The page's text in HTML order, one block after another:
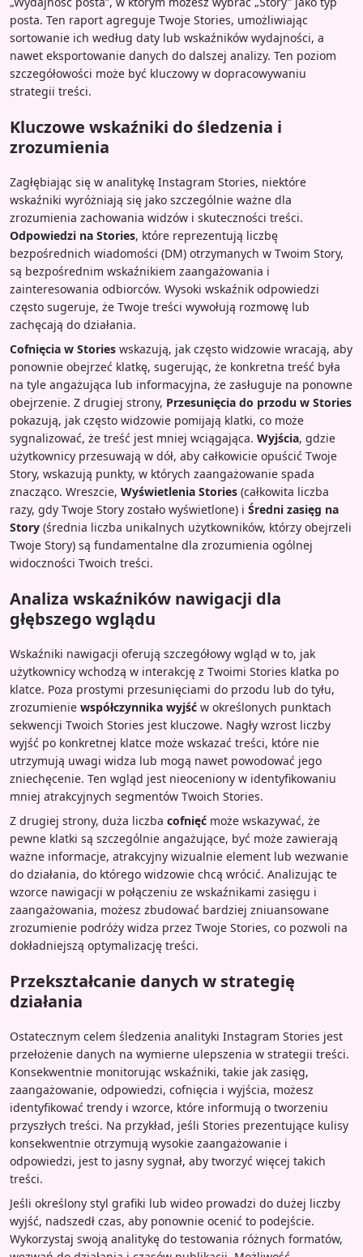
posta. Ten raport agreguje Twoje Stories, umożliwiając
sortowanie ich według daty lub wskaźników wydajności, a
nawet eksportowanie danych do dalszej analizy. Ten poziom
szczegółowości może być kluczowy w dopracowywaniu
strategii treści.
Kluczowe wskaźniki do śledzenia i
zrozumienia
Zagłębiając się w analitykę Instagram Stories, niektóre
wskaźniki wyróżniają się jako szczególnie ważne dla
zrozumienia zachowania widzów i skuteczności treści.
Odpowiedzi na Stories, które reprezentują liczbę
bezpośrednich wiadomości (DM) otrzymanych w Twoim Story,
są bezpośrednim wskaźnikiem zaangażowania i
zainteresowania odbiorców. Wysoki wskaźnik odpowiedzi
często sugeruje, że Twoje treści wywołują rozmowę lub
zachęcają do działania.
Cofnięcia w Stories wskazują, jak często widzowie wracają, aby
ponownie obejrzeć klatkę, sugerując, że konkretna treść była
na tyle angażująca lub informacyjna, że zasługuje na ponowne
obejrzenie. Z drugiej strony, Przesunięcia do przodu w Stories
pokazują, jak często widzowie pomijają klatki, co może
sygnalizować, że treść jest mniej wciągająca. Wyjścia, gdzie
użytkownicy przesuwają w dół, aby całkowicie opuścić Twoje
Story, wskazują punkty, w których zaangażowanie spada
znacząco. Wreszcie, Wyświetlenia Stories (całkowita liczba
razy, gdy Twoje Story zostało wyświetlone) i Średni zasięg na
Story (średnia liczba unikalnych użytkowników, którzy obejrzeli
Twoje Story) są fundamentalne dla zrozumienia ogólnej
widoczności Twoich treści.
Analiza wskaźników nawigacji dla
głębszego wglądu
Wskaźniki nawigacji oferują szczegółowy wgląd w to, jak
użytkownicy wchodzą w interakcję z Twoimi Stories klatka po
klatce. Poza prostymi przesunięciami do przodu lub do tyłu,
zrozumienie współczynnika wyjść w określonych punktach
sekwencji Twoich Stories jest kluczowe. Nagły wzrost liczby
wyjść po konkretnej klatce może wskazać treści, które nie
utrzymują uwagi widza lub mogą nawet powodować jego
zniechęcenie. Ten wgląd jest nieoceniony w identyfikowaniu
mniej atrakcyjnych segmentów Twoich Stories.
Z drugiej strony, duża liczba cofnięć może wskazywać, że
pewne klatki są szczególnie angażujące, być może zawierają
ważne informacje, atrakcyjny wizualnie element lub wezwanie
do działania, do którego widzowie chcą wrócić. Analizując te
wzorce nawigacji w połączeniu ze wskaźnikami zasięgu i
zaangażowania, możesz zbudować bardziej zniuansowane
zrozumienie podróży widza przez Twoje Stories, co pozwoli na
dokładniejszą optymalizację treści.
Przekształcanie danych w strategię
działania
Ostatecznym celem śledzenia analityki Instagram Stories jest
przełożenie danych na wymierne ulepszenia w strategii treści.
Konsekwentnie monitorując wskaźniki, takie jak zasięg,
zaangażowanie, odpowiedzi, cofnięcia i wyjścia, możesz
identyfikować trendy i wzorce, które informują o tworzeniu
przyszłych treści. Na przykład, jeśli Stories prezentujące kulisy
konsekwentnie otrzymują wysokie zaangażowanie i
odpowiedzi, jest to jasny sygnał, aby tworzyć więcej takich
treści.
Jeśli określony styl grafiki lub wideo prowadzi do dużej liczby
wyjść, nadszedł czas, aby ponownie ocenić to podejście.
Wykorzystaj swoją analitykę do testowania różnych formatów,